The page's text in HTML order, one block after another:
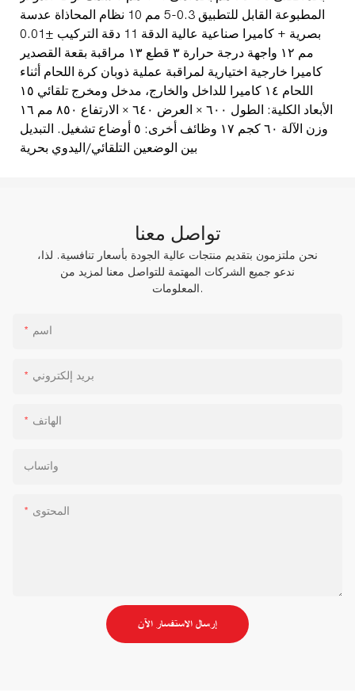
المطبوعة القابل للتطبيق 0.3-5 مم 10 نظام المحاذاة عدسة
بصرية + كاميرا صناعية عالية الدقة 11 دقة التركيب ±0.01
مم ١٢ واجهة درجة حرارة ٣ قطع ١٣ مراقبة بقعة القصدير
كاميرا خارجية اختيارية لمراقبة عملية ذوبان كرة اللحام أثناء
اللحام ١٤ كاميرا للداخل والخارج، مدخل ومخرج تلقائي ١٥
الأبعاد الكلية: الطول ٦٠٠ × العرض ٦٤٠ × الارتفاع ٨٥٠ مم ١٦
وزن الآلة ٦٠ كجم ١٧ وظائف أخرى: ٥ أوضاع تشغيل. التبديل
بين الوضعين التلقائي/اليدوي بحرية
تواصل معنا
نحن ملتزمون بتقديم منتجات عالية الجودة بأسعار تنافسية. لذا،
ندعو جميع الشركات المهتمة للتواصل معنا لمزيد من
المعلومات.
اسم
بريد إلكتروني
الهاتف
واتساب
المحتوى
إرسال الاستفسار الآن